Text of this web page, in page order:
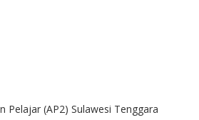
Pelajar (AP2) Sulawesi Tenggara